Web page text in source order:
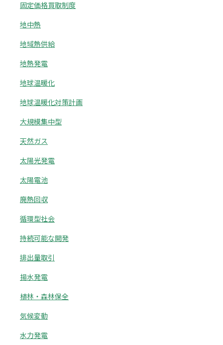
固定価格買取制度
地中熱
地域熱供給
地熱発電
地球温暖化
地球温暖化対策計画
大規模集中型
天然ガス
太陽光発電
太陽電池
廃熱回収
循環型社会
持続可能な開発
排出量取引
揚水発電
植林・森林保全
気候変動
水力発電